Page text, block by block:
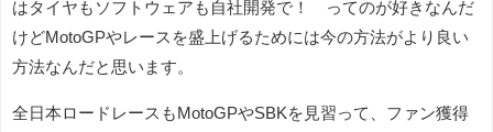
はタイヤもソフトウェアも自社開発で！ ってのが好きなんだ
けどMotoGPやレースを盛上げるためには今の方法がより良い
方法なんだと思います。
全日本ロードレースもMotoGPやSBKを見習って、ファン獲得